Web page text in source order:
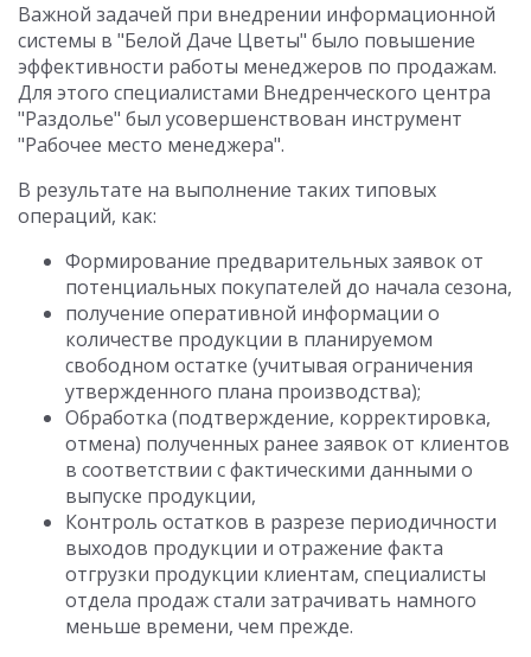
Важной задачей при внедрении информационной
системы в "Белой Даче Цветы" было повышение
эффективности работы менеджеров по продажам.
Для этого специалистами Внедренческого центра
"Раздолье" был усовершенствован инструмент
"Рабочее место менеджера".
В результате на выполнение таких типовых
операций, как:
Формирование предварительных заявок от
потенциальных покупателей до начала сезона,
получение оперативной информации о
количестве продукции в планируемом
свободном остатке (учитывая ограничения
утвержденного плана производства);
Обработка (подтверждение, корректировка,
отмена) полученных ранее заявок от клиентов
в соответствии с фактическими данными о
выпуске продукции,
Контроль остатков в разрезе периодичности
выходов продукции и отражение факта
отгрузки продукции клиентам, специалисты
отдела продаж стали затрачивать намного
меньше времени, чем прежде.